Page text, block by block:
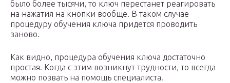
было более тысячи, то ключ перестанет реагировать
на нажатия на кнопки вообще. В таком случае
процедуру обучения ключа придется проводить
заново.
Как видно, процедура обучения ключа достаточно
простая. Когда с этим возникнут трудности, то всегда
можно позвать на помощь специалиста.